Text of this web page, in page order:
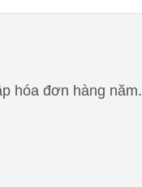
hóa đơn hàng năm.